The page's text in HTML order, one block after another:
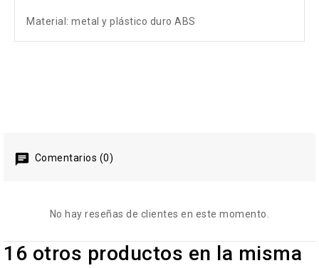
Material: metal y plástico duro ABS
Comentarios (0)
No hay reseñas de clientes en este momento.
16 otros productos en la misma